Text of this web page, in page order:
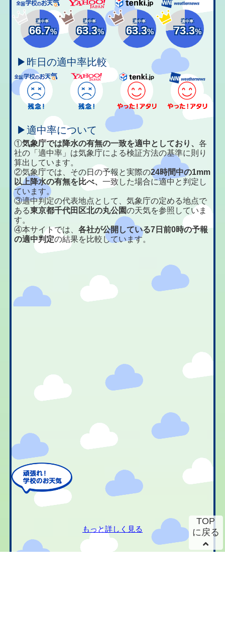
適中率
66.7%
適中率
63.3%
適中率
63.3%
適中率
73.3%
▶昨日の適中率比較
▶適中率について
①気象庁では降水の有無の一致を適中としており、各
社の「適中率」は気象庁による検証方法の基準に則り
算出しています。
②気象庁では、その日の予報と実際の24時間中の1mm
以上降水の有無を比べ、一致した場合に適中と判定し
ています。
③適中判定の代表地点として、気象庁の定める地点で
ある東京都千代田区北の丸公園の天気を参照していま
す。
④本サイトでは、各社が公開している7日前0時の予報
の適中判定の結果を比較しています。
もっと詳しく見る
TOP
に戻る